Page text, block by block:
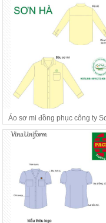
Áo sơ mi đồng phục công ty